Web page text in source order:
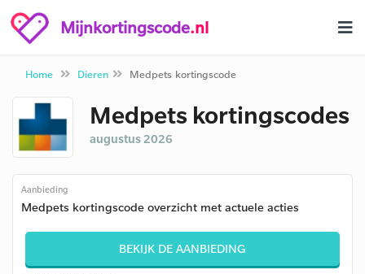
Mijnkortingscode.nl
Home Dieren Medpets kortingscode
Medpets kortingscodes
augustus 2026
Aanbieding
Medpets kortingscode overzicht met actuele acties
BEKIJK DE AANBIEDING